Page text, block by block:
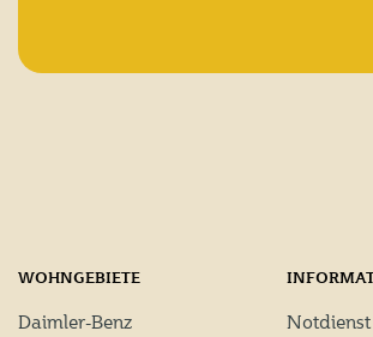
WOHNGEBIETE
Daimler-Benz
Notdienst